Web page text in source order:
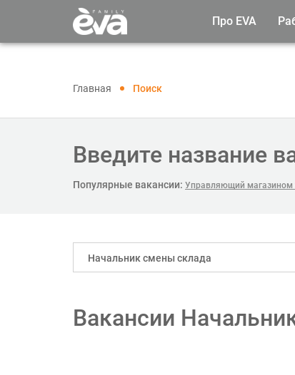
Про EVA
Главная Поиск
Введите название
Популярные вакансии: Управляющий магазином
Начальник смены склада
Вакансии